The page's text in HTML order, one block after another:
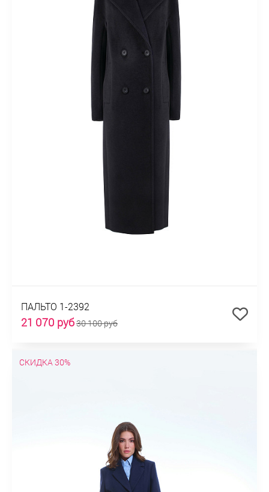
ПАЛЬТО 1-2392
21 070 руб30 100 руб
СКИДКА 30%